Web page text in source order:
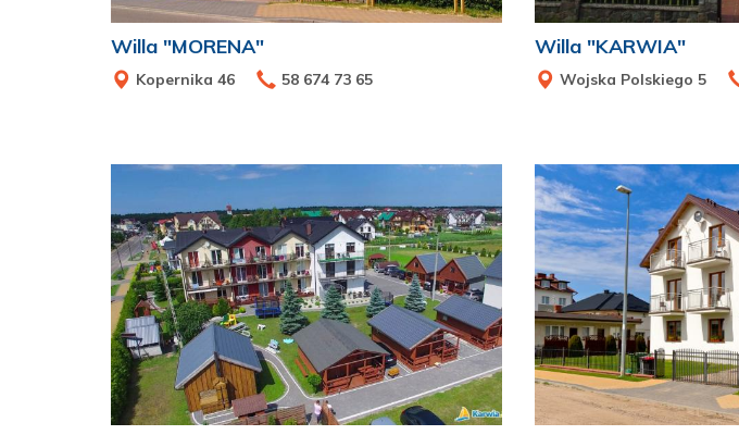
Willa "MORENA"
Kopernika 46 58 674 73 65
Willa "KARWIA"
Wojska Polskiego 5